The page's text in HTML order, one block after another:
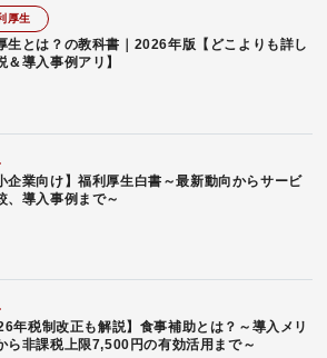
厚生
生とは？の教科書｜2026年版【どこよりも詳し
＆導入事例アリ】
企業向け】福利厚生白書～最新動向からサービ
、導入事例まで～
年税制改正も解説】食事補助とは？～導入メリ
ら非課税上限7,500円の有効活用まで～